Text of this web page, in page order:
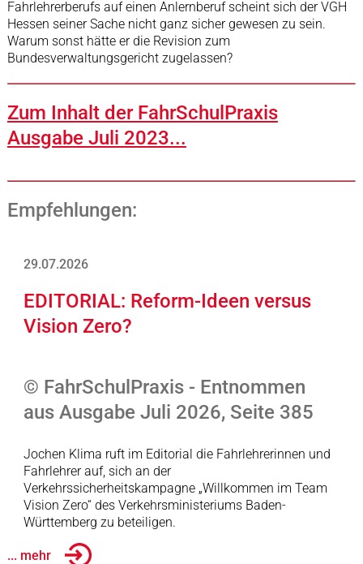
Fahrlehrerberufs auf einen Anlernberuf scheint sich der VGH
Hessen seiner Sache nicht ganz sicher gewesen zu sein.
Warum sonst hätte er die Revision zum
Bundesverwaltungsgericht zugelassen?
Zum Inhalt der FahrSchulPraxis
Ausgabe Juli 2023...
Empfehlungen:
29.07.2026
EDITORIAL: Reform-Ideen versus
Vision Zero?
© FahrSchulPraxis - Entnommen
aus Ausgabe Juli 2026, Seite 385
Jochen Klima ruft im Editorial die Fahrlehrerinnen und
Fahrlehrer auf, sich an der
Verkehrssicherheitskampagne „Willkommen im Team
Vision Zero“ des Verkehrsministeriums Baden-
Württemberg zu beteiligen.
... mehr